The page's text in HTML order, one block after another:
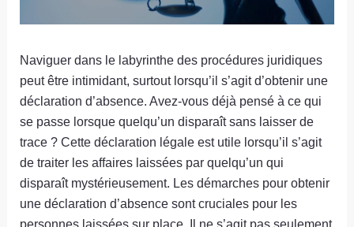
Naviguer dans le labyrinthe des procédures juridiques
peut être intimidant, surtout lorsqu’il s’agit d’obtenir une
déclaration d’absence. Avez-vous déjà pensé à ce qui
se passe lorsque quelqu’un disparaît sans laisser de
trace ? Cette déclaration légale est utile lorsqu’il s’agit
de traiter les affaires laissées par quelqu’un qui
disparaît mystérieusement. Les démarches pour obtenir
une déclaration d’absence sont cruciales pour les